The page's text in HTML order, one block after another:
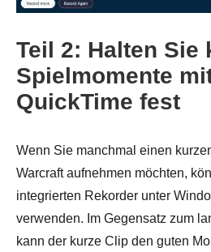
Schritt 6.
Teil 2: Halten Sie
Spielmomente
QuickTime fest
Wenn Sie manchmal einen
Warcraft aufnehmen möchten,
integrierten Rekorder unter
verwenden. Im Gegensatz zum
kann der kurze Clip den guten